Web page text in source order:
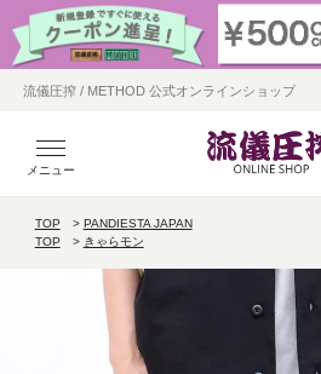
流儀圧搾 / METHOD 公式オンラインショップ
メニュー
TOP
PANDIESTA JAPAN
TOP
きゃらモン